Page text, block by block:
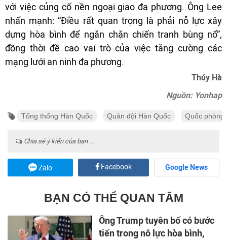
với việc củng cố nền ngoại giao đa phương. Ông Lee
nhấn mạnh: “Điều rất quan trọng là phải nỗ lực xây
dựng hòa bình để ngăn chặn chiến tranh bùng nổ”,
đồng thời đề cao vai trò của việc tăng cường các
mạng lưới an ninh đa phương.
Thúy Hà
Nguồn: Yonhap
Tổng thống Hàn Quốc Quân đội Hàn Quốc Quốc phòng
Chia sẻ ý kiến của bạn ...
Zalo Facebook Google News
BẠN CÓ THỂ QUAN TÂM
Ông Trump tuyên bố có bước
tiến trong nỗ lực hòa bình,